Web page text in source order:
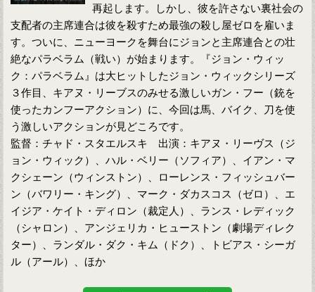
再起します。しかし、彼を許さない裏社会の
支配者の主席連合は彼を殺すため最強の殺し屋ゼロを雇いま
す。ついに、ニューヨークを舞台にジョンと主席連合との壮
絶なパラベラム（戦い）が始まります。『ジョン・ウィッ
ク：パラベラム』は大ヒットしたジョン・ウィックシリーズ
３作目、キアヌ・リーブスのみせる激しいガン・フー（銃を
使ったカンフーアクション）に、今回は馬、バイク、刀を使
う激しいアクションが見どころです。
監督：チャド・スタエルスキ 出演：キアヌ・リーヴス（ジ
ョン・ウィック）、ハル・ベリー（ソフィア）、イアン・マ
クシェーン（ウィンストン）、ローレンス・フィッシュバー
ン（バワリー・キング）、マーク・ダカスコス（ゼロ）、エ
イジア・ケイト・ディロン（裁定人）、ランス・レディック
（シャロン）、アンジェリカ・ヒューストン（劇場ディレク
ター）、ランダル・ダク・キム（ドク）、トビアス・シーガ
ル（アール）、ほか